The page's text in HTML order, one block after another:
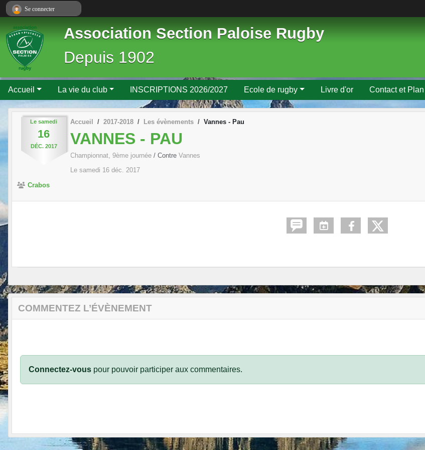
Association Section Paloise Rugby
Depuis 1902
Accueil La vie du club INSCRIPTIONS 2026/2027 Ecole de rugby Livre d'or Contact et Plan
Le samedi
16
DÉC. 2017
Accueil 2017-2018 Les évènements Vannes - Pau
VANNES - PAU
Championnat, 9ème journée / Contre Vannes
Le samedi 16 déc.
2017
Crabos
COMMENTEZ L’ÉVÈNEMENT
Connectez-vous pour pouvoir participer aux commentaires.
Se connecter
Panneau de gestion des cookies